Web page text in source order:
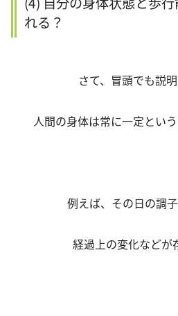
れる？
さて、冒頭でも説
人間の身体は常に一定とい
例えば、その日の調子
経過上の変化などが